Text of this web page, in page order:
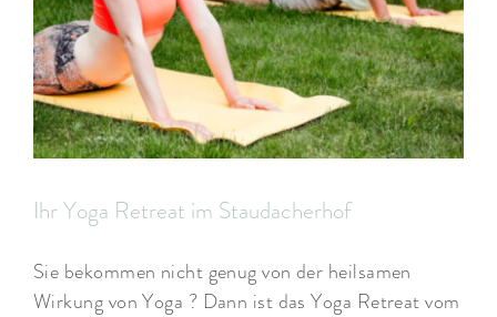
Ihr Yoga Retreat im Staudacherhof
Sie bekommen nicht genug von der heilsamen
Wirkung von Yoga ? Dann ist das Yoga Retreat vom